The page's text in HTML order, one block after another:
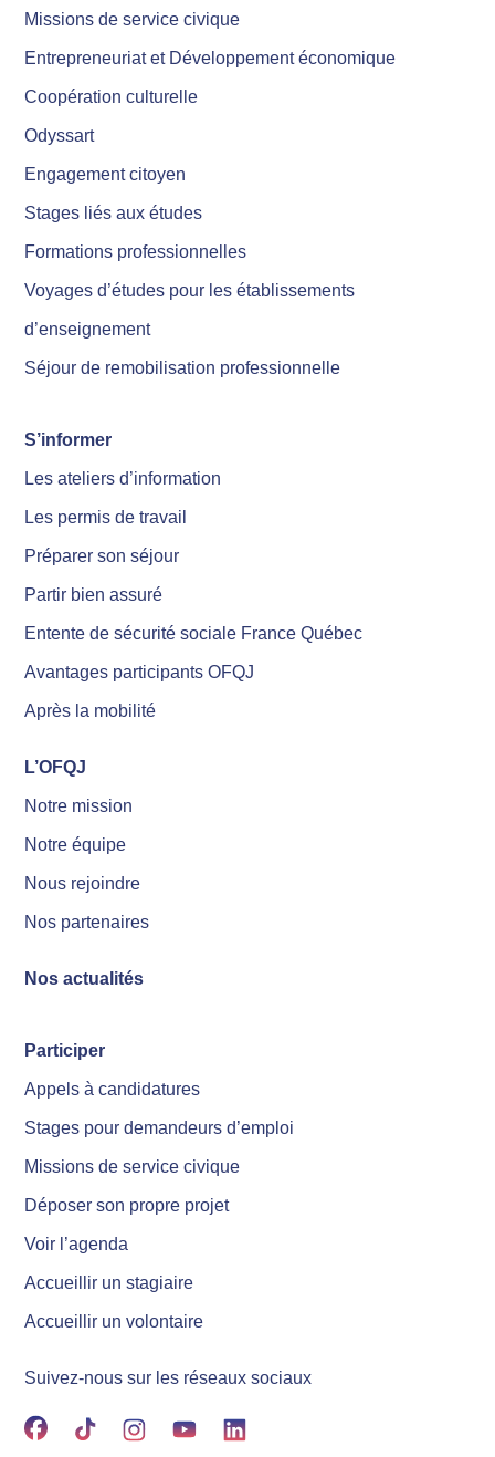
Missions de service civique
Entrepreneuriat et Développement économique
Coopération culturelle
Odyssart
Engagement citoyen
Stages liés aux études
Formations professionnelles
Voyages d’études pour les établissements
d’enseignement
Séjour de remobilisation professionnelle
S’informer
Les ateliers d’information
Les permis de travail
Préparer son séjour
Partir bien assuré
Entente de sécurité sociale France Québec
Avantages participants OFQJ
Après la mobilité
L’OFQJ
Notre mission
Notre équipe
Nous rejoindre
Nos partenaires
Nos actualités
Participer
Appels à candidatures
Stages pour demandeurs d’emploi
Missions de service civique
Déposer son propre projet
Voir l’agenda
Accueillir un stagiaire
Accueillir un volontaire
Suivez-nous sur les réseaux sociaux